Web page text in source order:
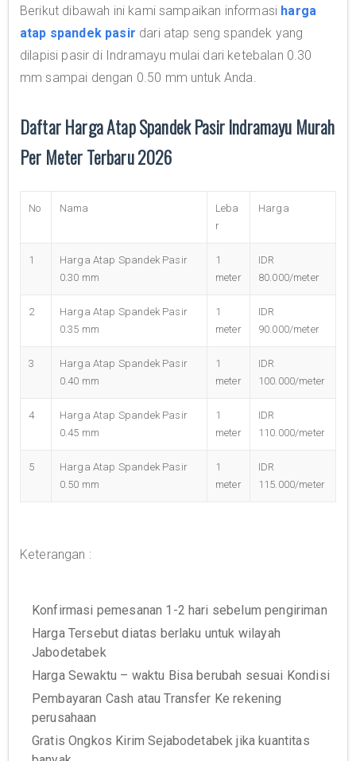
Berikut dibawah ini kami sampaikan informasi harga
atap spandek pasir dari atap seng spandek yang
dilapisi pasir di Indramayu mulai dari ketebalan 0.30
mm sampai dengan 0.50 mm untuk Anda.
Daftar Harga Atap Spandek Pasir Indramayu Murah
Per Meter Terbaru 2026
No Nama
Leba
r
Harga
1
Harga Atap Spandek Pasir
0.30 mm
1
meter
IDR
80.000/meter
2
Harga Atap Spandek Pasir
0.35 mm
1
meter
IDR
90.000/meter
3
Harga Atap Spandek Pasir
0.40 mm
1
meter
IDR
100.000/meter
4
Harga Atap Spandek Pasir
0.45 mm
1
meter
IDR
110.000/meter
5
Harga Atap Spandek Pasir
0.50 mm
1
meter
IDR
115.000/meter
Keterangan :
Konfirmasi pemesanan 1-2 hari sebelum pengiriman
Harga Tersebut diatas berlaku untuk wilayah
Jabodetabek
Harga Sewaktu – waktu Bisa berubah sesuai Kondisi
Pembayaran Cash atau Transfer Ke rekening
perusahaan
Gratis Ongkos Kirim Sejabodetabek jika kuantitas